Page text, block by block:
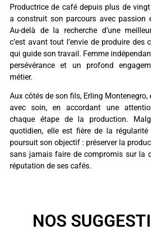
Productrice de café depuis plus de
a construit son parcours avec passion
Au-delà de la recherche d’une
c’est avant tout l’envie de produire des
qui guide son travail. Femme
persévérance et un profond
métier.
Aux côtés de son fils, Erling Montenegro,
avec soin, en accordant une
chaque étape de la production.
quotidien, elle est fière de la
poursuit son objectif : préserver la
sans jamais faire de compromis sur la
réputation de ses cafés.
NOS